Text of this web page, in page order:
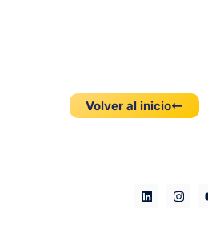
Volver al inicio